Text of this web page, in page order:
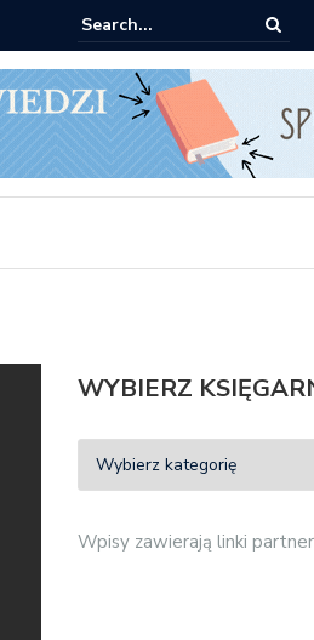
Gdzie kupić: Mieczysław Gorzka –
WYBIERZ
Wpisy zawierają linki